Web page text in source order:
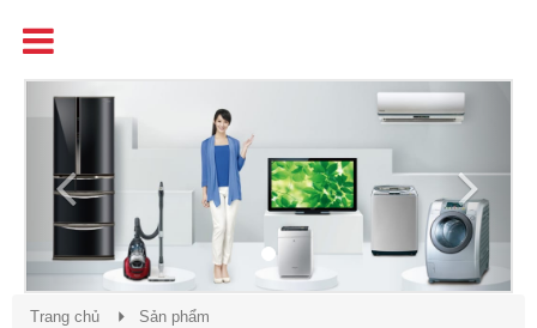
Previous
Trang chủ
Sản phẩm